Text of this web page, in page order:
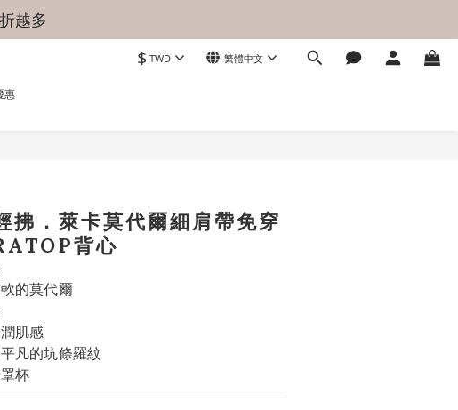
越多
$ TWD 繁體中文
惠
拂．萊卡莫代爾細肩帶免穿
背心
的莫代爾
肌感
凡的坑條羅紋
杯